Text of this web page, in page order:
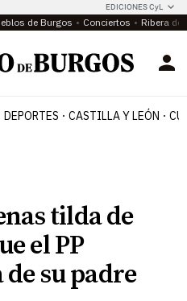
EDICIONES CyL
de Burgos Conciertos Ribera del
DEPORTES CASTILLA Y LEÓN
tilda de
el PP
su padre